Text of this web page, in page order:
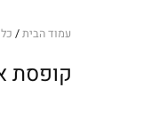
עמוד הבית/
קופסת